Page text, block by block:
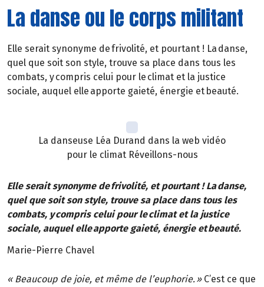
La danse ou le corps militant
Elle serait synonyme de frivolité, et pourtant ! La danse,
quel que soit son style, trouve sa place dans tous les
combats, y compris celui pour le climat et la justice
sociale, auquel elle apporte gaieté, énergie et beauté.
La danseuse Léa Durand dans la web vidéo
pour le climat Réveillons-nous
Elle serait synonyme de frivolité, et pourtant ! La danse,
quel que soit son style, trouve sa place dans tous les
combats, y compris celui pour le climat et la justice
sociale, auquel elle apporte gaieté, énergie et beauté.
Marie-Pierre Chavel
« Beaucoup de joie, et même de l’euphorie. » C’est ce que